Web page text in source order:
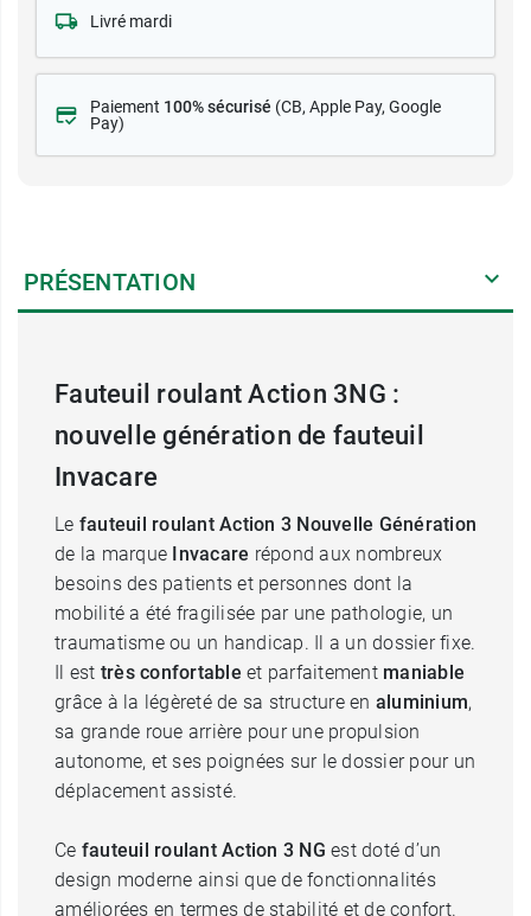
Livré mardi
Paiement 100% sécurisé (CB, Apple Pay, Google
Pay)
PRÉSENTATION
Fauteuil roulant Action 3NG :
nouvelle génération de fauteuil
Invacare
Le fauteuil roulant Action 3 Nouvelle Génération
de la marque Invacare répond aux nombreux
besoins des patients et personnes dont la
mobilité a été fragilisée par une pathologie, un
traumatisme ou un handicap. Il a un dossier fixe.
Il est très confortable et parfaitement maniable
grâce à la légèreté de sa structure en aluminium,
sa grande roue arrière pour une propulsion
autonome, et ses poignées sur le dossier pour un
déplacement assisté.
Ce fauteuil roulant Action 3 NG est doté d’un
design moderne ainsi que de fonctionnalités
améliorées en termes de stabilité et de confort.